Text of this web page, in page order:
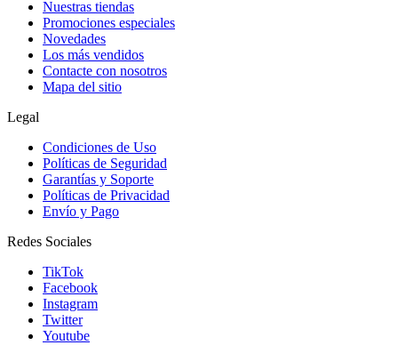
Nuestras tiendas
Promociones especiales
Novedades
Los más vendidos
Contacte con nosotros
Mapa del sitio
Legal
Condiciones de Uso
Políticas de Seguridad
Garantías y Soporte
Políticas de Privacidad
Envío y Pago
Redes Sociales
TikTok
Facebook
Instagram
Twitter
Youtube